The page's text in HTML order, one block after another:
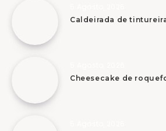
Caldeirada de
Cheesecake de